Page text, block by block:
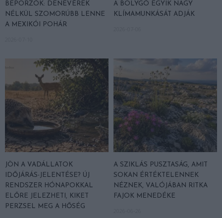
BEPORZÓK: DENEVÉREK
NÉLKÜL SZOMORÚBB LENNE
A MEXIKÓI POHÁR
A BOLYGÓ EGYIK NAGY
KLÍMAMUNKÁSÁT ADJÁK
JÖN A VADÁLLATOK
IDŐJÁRÁS-JELENTÉSE? ÚJ
RENDSZER HÓNAPOKKAL
ELŐRE JELEZHETI, KIKET
PERZSEL MEG A HŐSÉG
A SZIKLÁS PUSZTASÁG, AMIT
SOKAN ÉRTÉKTELENNEK
NÉZNEK, VALÓJÁBAN RITKA
FAJOK MENEDÉKE